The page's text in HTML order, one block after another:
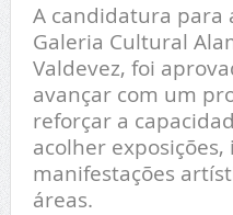
A candidatura para
Galeria Cultural
Valdevez, foi
avançar com um
reforçar a
acolher
manifestações
áreas.